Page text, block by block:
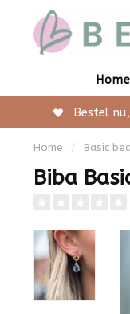
Home
Bestel
Home / Basic
Biba